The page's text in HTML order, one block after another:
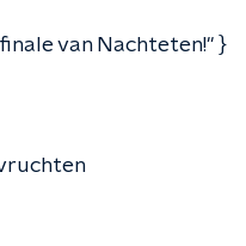
van Nachteten!" }